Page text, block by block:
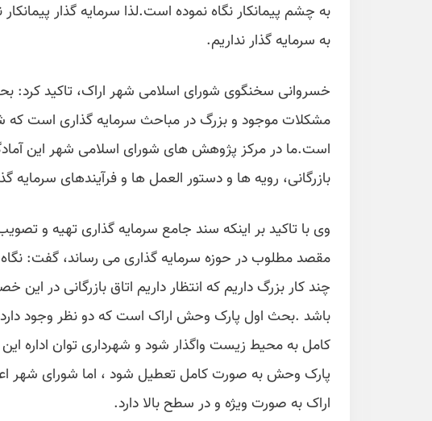
به چشم پیمانکار نگاه نموده است.لذا سرمایه گذار
به سرمایه گذار نداریم.
خسروانی سخنگوی شورای اسلامی شهر اراک، تاکید کرد:
مشکلات موجود و بزرگ در مباحث سرمایه گذاری است که
است.ما در مرکز پژوهش های شورای اسلامی شهر این
بازرگانی، رویه ها و دستور العمل ها و فرآیندهای سرمایه
وی با تاکید بر اینکه سند جامع سرمایه گذاری تهیه و
مقصد مطلوب در حوزه سرمایه گذاری می رساند، گفت: نگاه
چند کار بزرگ داریم که انتظار داریم اتاق بازرگانی در
باشد .بحث اول پارک وحش اراک است که دو نظر وجود
کامل به محیط زیست واگذار شود و شهرداری توان اداره این
پارک وحش به صورت کامل تعطیل شود ، اما شورای شهر
اراک به صورت ویژه و در سطح بالا دارد.